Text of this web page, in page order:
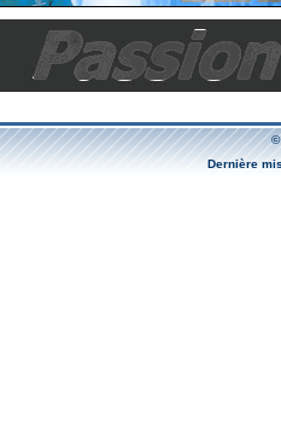
©
Dernière